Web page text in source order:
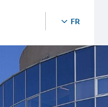
FR